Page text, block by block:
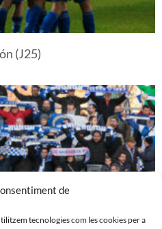
de
tecnologies com les cookies per a
(J25)